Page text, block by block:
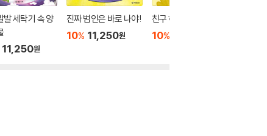
발 세탁기 속 양
11,250원
진짜 범인은 바로 나야!
10% 11,250원
친구 하기 딱 좋은 나이
10%